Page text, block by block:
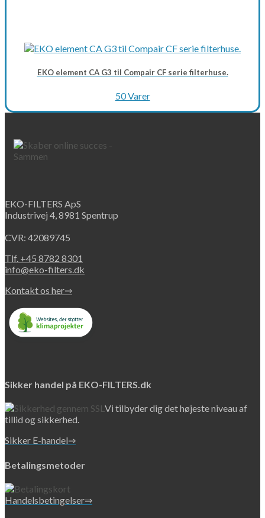
EKO element CA G3 til Compair CF serie filterhuse.
50 Varer
EKO-FILTERS ApS
Industrivej 4, 8981 Spentrup
CVR: 42089745
Tlf. +45 8782 8301
info@eko-filters.dk
Kontakt os her⇒
Sikker handel på EKO-FILTERS.dk
Vi tilbyder dig det højeste niveau af
tillid og sikkerhed.
Sikker E-handel⇒
Betalingsmetoder
Handelsbetingelser⇒